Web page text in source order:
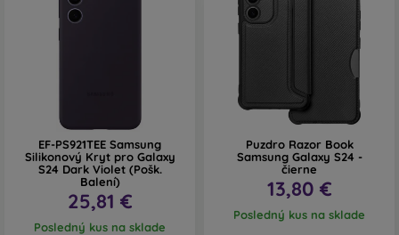
EF-PS921TEE Samsung
Silikonový Kryt pro Galaxy
S24 Dark Violet (Pošk.
Balení)
25,81 €
Posledný kus na sklade
Puzdro Razor Book
Samsung Galaxy S24 -
čierne
13,80 €
Posledný kus na sklade